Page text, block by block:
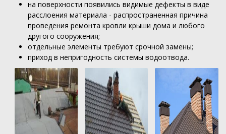
на поверхности появились видимые дефекты в виде
расслоения материала - распространенная причина
проведения ремонта кровли крыши дома и любого
другого сооружения;
отдельные элементы требуют срочной замены;
приход в непригодность системы водоотвода.